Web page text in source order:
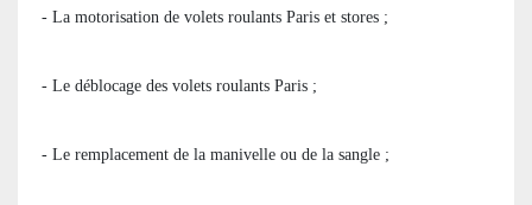
- La motorisation de volets roulants Paris et stores ;
- Le déblocage des volets roulants Paris ;
- Le remplacement de la manivelle ou de la sangle ;